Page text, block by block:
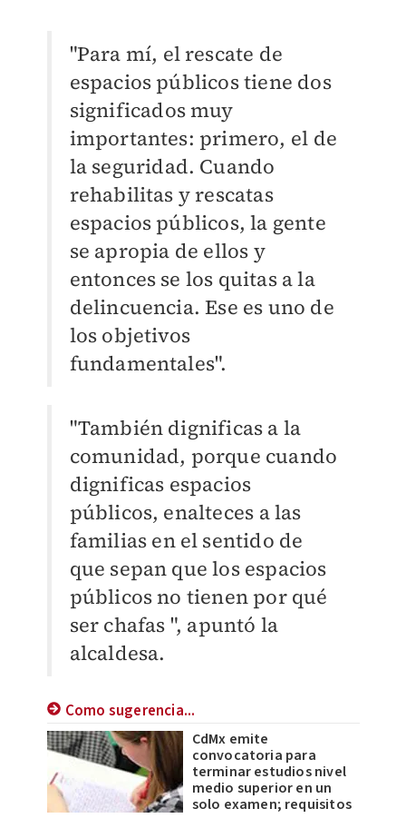
"Para mí, el rescate de
espacios públicos tiene dos
significados muy
importantes: primero, el de
la seguridad. Cuando
rehabilitas y rescatas
espacios públicos, la gente
se apropia de ellos y
entonces se los quitas a la
delincuencia. Ese es uno de
los objetivos
fundamentales".
"También dignificas a la
comunidad, porque cuando
dignificas espacios
públicos, enalteces a las
familias en el sentido de
que sepan que los espacios
públicos no tienen por qué
ser chafas ", apuntó la
alcaldesa.
Como sugerencia...
CdMx emite
convocatoria para
terminar estudios nivel
medio superior en un
solo examen; requisitos